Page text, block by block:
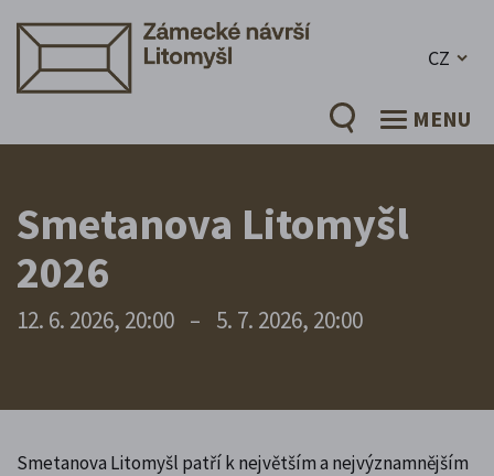
CZ
MENU
Smetanova Litomyšl
2026
12. 6. 2026, 20:00 – 5. 7. 2026, 20:00
Smetanova Litomyšl patří k největším a nejvýznamnějším